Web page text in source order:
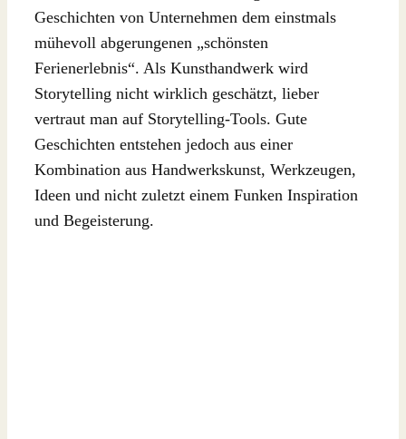
Geschichten von Unternehmen dem einstmals
mühevoll abgerungenen „schönsten
Ferienerlebnis“. Als Kunsthandwerk wird
Storytelling nicht wirklich geschätzt, lieber
vertraut man auf Storytelling-Tools. Gute
Geschichten entstehen jedoch aus einer
Kombination aus Handwerkskunst, Werkzeugen,
Ideen und nicht zuletzt einem Funken Inspiration
und Begeisterung.